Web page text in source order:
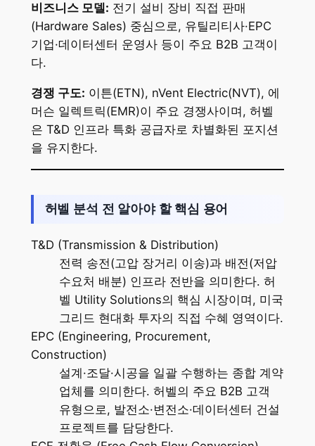
비즈니스 모델: 전기 설비 장비 직접 판매
(Hardware Sales) 중심으로, 유틸리티사·EPC
기업·데이터센터 운영사 등이 주요 B2B 고객이
다.
경쟁 구도: 이튼(ETN), nVent Electric(NVT), 에
머슨 일렉트릭(EMR)이 주요 경쟁사이며, 허벨
은 T&D 인프라 특화 공급자로 차별화된 포지션
을 유지한다.
허벨 분석 전 알아야 할 핵심 용어
T&D (Transmission & Distribution)
전력 송전(고압 장거리 이송)과 배전(저압
수요처 배분) 인프라 전반을 의미한다. 허
벨 Utility Solutions의 핵심 시장이며, 미국
그리드 현대화 투자의 직접 수혜 영역이다.
EPC (Engineering, Procurement,
Construction)
설계·조달·시공을 일괄 수행하는 종합 계약
업체를 의미한다. 허벨의 주요 B2B 고객
유형으로, 발전소·변전소·데이터센터 건설
프로젝트를 담당한다.